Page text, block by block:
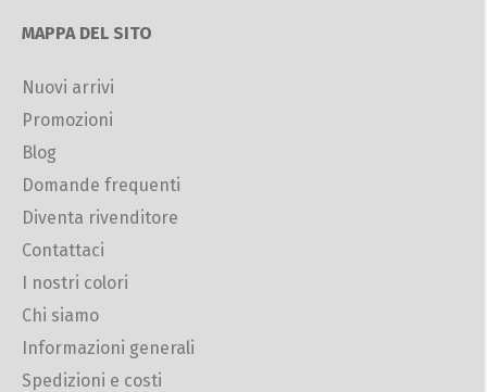
MAPPA DEL SITO
Nuovi arrivi
Promozioni
Blog
Domande frequenti
Diventa rivenditore
Contattaci
I nostri colori
Chi siamo
Informazioni generali
Spedizioni e costi